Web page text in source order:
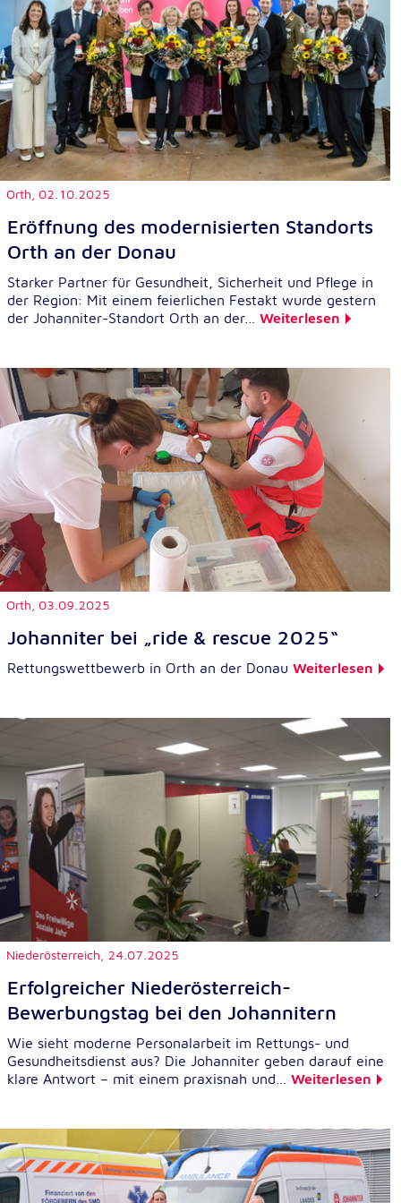
Orth, 02.10.2025
Eröffnung des modernisierten Standorts
Orth an der Donau
Starker Partner für Gesundheit, Sicherheit und Pflege in
der Region: Mit einem feierlichen Festakt wurde gestern
der Johanniter-Standort Orth an der… Weiterlesen
Orth, 03.09.2025
Johanniter bei „ride & rescue 2025“
Rettungswettbewerb in Orth an der Donau Weiterlesen
Niederösterreich, 24.07.2025
Erfolgreicher Niederösterreich-
Bewerbungstag bei den Johannitern
Wie sieht moderne Personalarbeit im Rettungs- und
Gesundheitsdienst aus? Die Johanniter geben darauf eine
klare Antwort – mit einem praxisnah und… Weiterlesen